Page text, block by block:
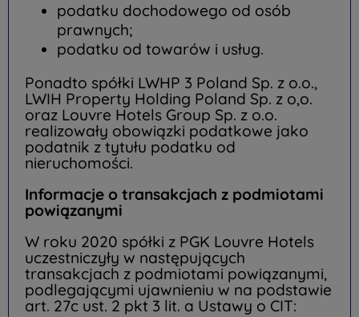
podatku dochodowego od osób
prawnych;
podatku od towarów i usług.
Ponadto spółki LWHP 3 Poland Sp. z o.o.,
LWIH Property Holding Poland Sp. z o,o.
oraz Louvre Hotels Group Sp. z o.o.
realizowały obowiązki podatkowe jako
podatnik z tytułu podatku od
nieruchomości.
Informacje o transakcjach z podmiotami
powiązanymi
W roku 2020 spółki z PGK Louvre Hotels
uczestniczyły w następujących
transakcjach z podmiotami powiązanymi,
podlegającymi ujawnieniu w na podstawie
art. 27c ust. 2 pkt 3 lit. a Ustawy o CIT: